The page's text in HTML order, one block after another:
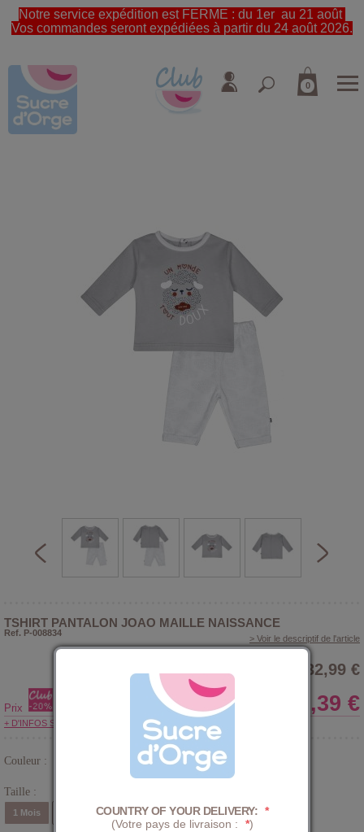
Notre service expédition est FERME : du 1er au 21 août
Vos commandes seront expédiées à partir du 24 août 2026.
0
TSHIRT PANTALON JOAO MAILLE NAISSANCE
Ref. P-008834
> Voir le descriptif de l'article
32,99 €
Prix 26,39 €
+ D'INFOS SUR LE CLUB
Couleur :
Taille :
1 Mois 6 Mois 9 Mois 12 Mois
COUNTRY OF YOUR DELIVERY: *
(Votre pays de livraison :
*)